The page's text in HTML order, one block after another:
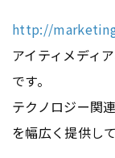
http://
アイティメディ
です。
テクノロジー関
を幅広く提供し